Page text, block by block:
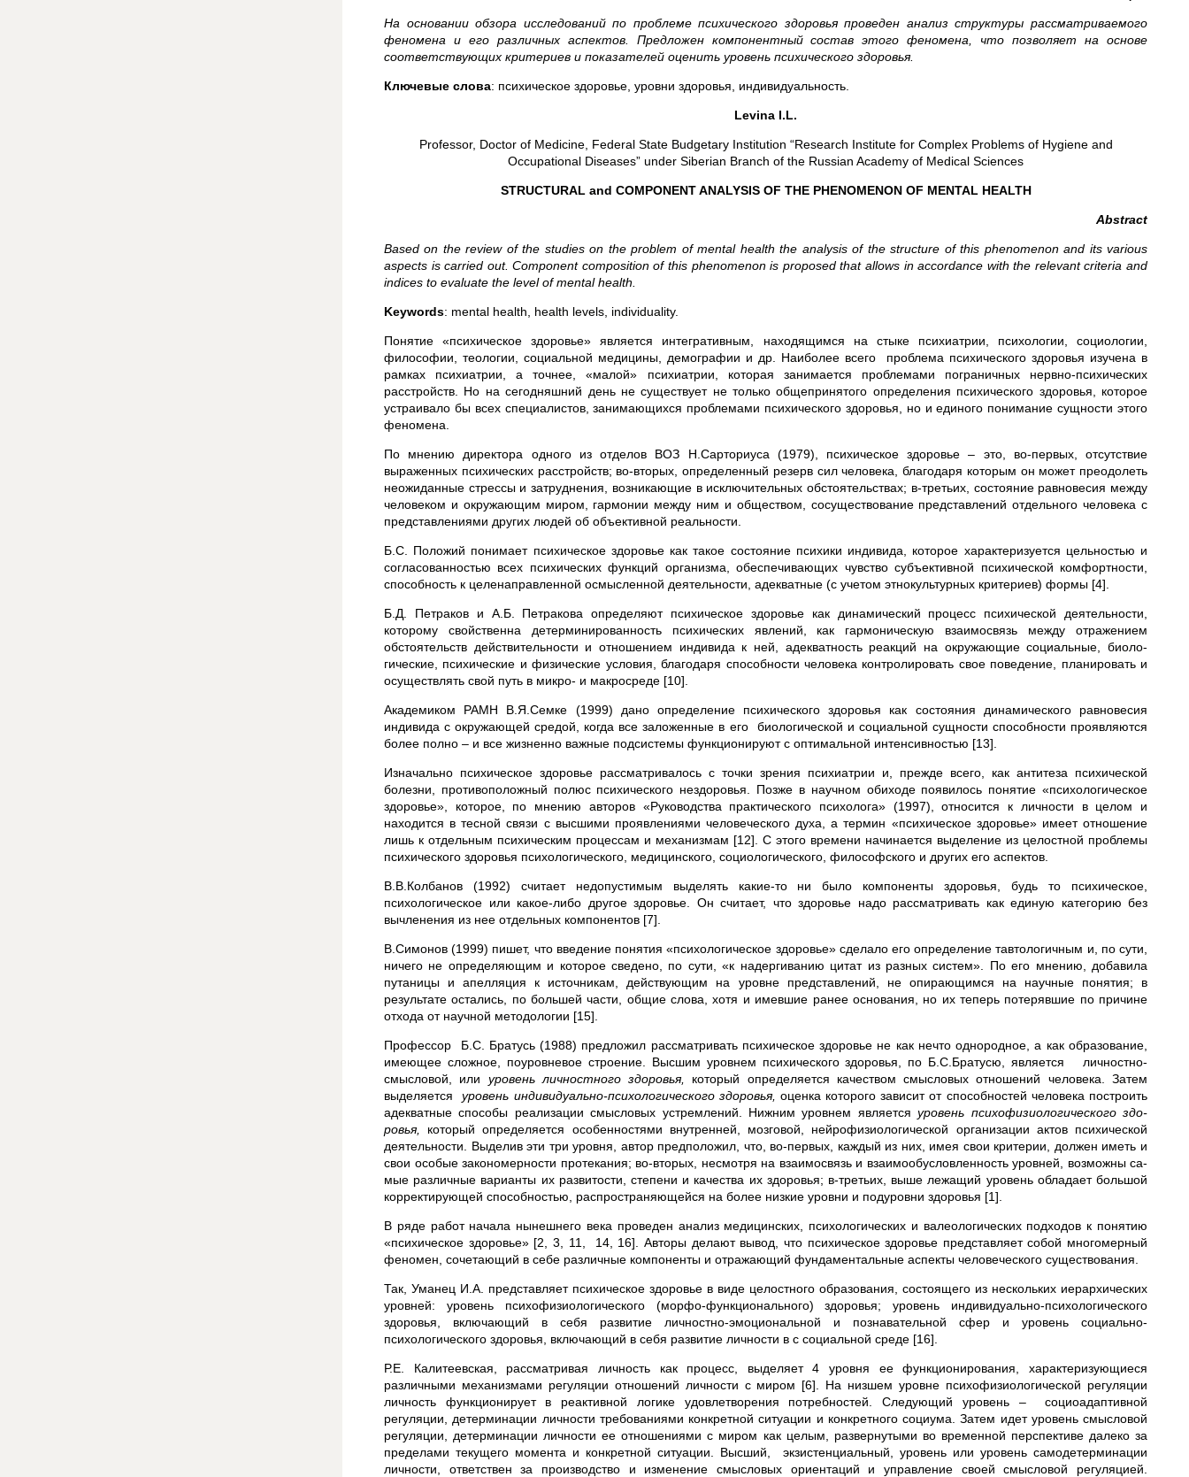
На основании обзора исследований по проблеме психического здоровья проведен анализ структуры рассматриваемого
феномена и его различных аспектов. Предложен компонентный состав этого феномена, что позволяет на основе
соответствующих критериев и показателей оценить уровень психического здоровья.
Ключевые слова: психическое здоровье, уровни здоровья, индивидуальность.
Levinа I.L.
Professor, Doctor of Medicine, Federal State Budgetary Institution “Research Institute for Complex Problems of Hygiene and
Occupational Diseases” under Siberian Branch of the Russian Academy of Medical Sciences
STRUCTURAL and COMPONENT ANALYSIS OF THE PHENOMENON OF MENTAL HEALTH
Abstract
Based on the review of the studies on the problem of mental health the analysis of the structure of this phenomenon and its various
aspects is carried out. Component composition of this phenomenon is proposed that allows in accordance with the relevant criteria and
indices to evaluate the level of mental health.
Keywords: mental health, health levels, individuality.
Понятие «психическое здоровье» является интегративным, находящимся на стыке психиатрии, психологии, социологии,
философии, теологии, социальной медицины, демографии и др. Наиболее всего проблема психического здоровья изучена в
рамках психиатрии, а точнее, «малой» психиатрии, которая занимается проблемами пограничных нервно-психических
расстройств. Но на сегодняшний день не существует не только общепринятого определения психического здоровья, которое
устраивало бы всех специалистов, занимающихся проблемами психического здоровья, но и единого понимание сущности этого
феномена.
По мнению директора одного из отделов ВОЗ Н.Сарториуса (1979), психическое здоровье – это, во-первых, отсутствие
выраженных психических расстройств; во-вторых, определенный резерв сил человека, благодаря которым он может преодолеть
неожиданные стрессы и затруднения, возникающие в исключительных обстоятельствах; в-третьих, состояние равновесия между
человеком и окружающим миром, гармонии между ним и обществом, сосуществование представлений отдельного человека с
представлениями других людей об объективной реальности.
Б.С. Положий понимает психическое здоровье как такое состояние психики индивида, которое характеризуется цельностью и
согласованностью всех психических функций организма, обеспечивающих чувство субъективной психической комфортности,
способность к целенаправленной осмысленной деятельности, адекватные (с учетом этнокультурных критериев) формы [4].
Б.Д. Петраков и А.Б. Петракова определяют психи­ческое здоровье как динамический процесс психичес­кой деятельности,
которому свойственна детерминиро­ванность психических явлений, как гармони­ческую взаимосвязь между отражением
обстоятельств действительности и отношением индивида к ней, адек­ватность реакций на окружающие социальные, биоло­
гические, психические и физические условия, благода­ря способности человека контролировать свое поведе­ние, планировать и
осуществлять свой путь в микро- и макросреде [10].
Академиком РАМН В.Я.Семке (1999) дано определение психического здоровья как состояния динамического равновесия
индивида с окружающей средой, когда все заложенные в его биологической и социальной сущности способности проявляются
более полно – и все жизненно важные подсистемы функционируют с оптимальной интенсивностью [13].
Изначально психическое здоровье рассматривалось с точки зрения психиатрии и, прежде всего, как антитеза психической
болезни, противоположный полюс психического нездоровья. Позже в научном обиходе появилось понятие «психологическое
здоровье», которое, по мнению авторов «Руководства практического психолога» (1997), относится к личности в целом и
находится в тесной связи с высшими проявлениями человеческого духа, а термин «психическое здоровье» имеет отношение
лишь к отдельным психическим процессам и механизмам [12]. С этого времени начинается выделение из целостной проблемы
психического здоровья психологического, медицинского, социологического, философского и других его аспектов.
В.В.Колбанов (1992) считает недопустимым выделять какие-то ни было компоненты здоровья, будь то психическое,
психологическое или какое-либо другое здоровье. Он считает, что здоровье надо рассматривать как единую категорию без
вычленения из нее отдельных компонентов [7].
В.Симонов (1999) пишет, что введение понятия «психологическое здоровье» сделало его определение тавтологичным и, по сути,
ничего не определяющим и которое сведено, по сути, «к надергиванию цитат из разных систем». По его мнению, добавила
путаницы и апелляция к источникам, действующим на уровне представлений, не опирающимся на научные понятия; в
результате остались, по большей части, общие слова, хотя и имевшие ранее основания, но их теперь потерявшие по причине
отхода от научной методологии [15].
Профессор Б.С. Братусь (1988) предложил рассматривать психическое здоровье не как нечто однородное, а как образование,
имеющее сложное, поуровневое строение. Высшим уровнем психического здоровья, по Б.С.Братусю, является личностно-
смысловой, или уровень личностного здо­ровья,
который определяется качеством смысловых отношений человека. Затем
выделяетсяуровень индивидуально-психологического здоровья, оценка ко­торого зависит от способностей человека построить
адекватные способы реализации смысловых устремле­ний. Нижним уровнем являетсяуровень психофизиологического здо­
ровья,
который определяется особенностями внутрен­ней, мозговой, нейрофизиологической организации актов психической
деятельности. Выделив эти три уровня, автор предположил, что, во-первых, каждый из них, имея свои критерии, должен иметь и
свои осо­бые закономерности протекания; во-вторых, несмотря на взаимо­связь и взаимообусловленность уровней, возможны са­
мые различные варианты их развитости, степени и качества их здоровья; в-третьих, выше лежащий уровень обладает большой
корректирующей способностью, распространяющейся на более низкие уровни и подуровни здоровья [1].
В ряде работ начала нынешнего века проведен анализ медицинских, психологических и валеологических подходов к понятию
«психическое здоровье» [2, 3, 11, 14, 16]. Авторы делают вывод, что психическое здоровье представляет собой многомерный
феномен, сочетающий в себе различные компоненты и отражающий фундаментальные аспекты человеческого существования.
Так, Уманец И.А. представляет психическое здоровье в виде целостного образования, состоящего из нескольких иерархических
уровней: уровень психофизиологического (морфо-функционального) здоровья; уровень индивидуально-психологического
здоровья, включающий в себя развитие личностно-эмоциональной и познавательной сфер и уровень социально-
психологического здоровья, включающий в себя развитие личности в с социальной среде [16].
Р.Е. Калитеевская, рассматривая личность как процесс, выделяет 4 уровня ее функционирования, характеризующиеся
различными механизмами регуляции отношений личности с миром [6]. На низшем уровне психофизиологической регуляции
личность функционирует в реактивной логике удовлетворения потребностей. Следующий уровень – социоадаптивной
регуляции, детерминации личности требованиями конкретной ситуации и конкретного социума. Затем идет уровень смысловой
регуляции, детерминации личности ее отношениями с миром как целым, развернутыми во временной перспективе далеко за
пределами текущего момента и конкретной ситуации. Высший, экзистенциальный, уровень или уровень самодетерминации
личности, ответствен за производство и изменение смысловых ориентаций и управление своей смысловой регуляцией.